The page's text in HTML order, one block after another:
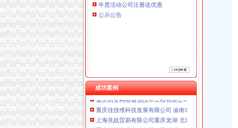
年度活动公司注册送优惠
公示公告
成功案例
重庆欧氏科技发展有限公司 渝九50万 （进出口权）
重庆嘉天琪科技有限公司 渝北30万 （工商注册）
重庆凯誉网络通信技术工程有限公司 渝中300万 （工商
重庆佳技维科技发展有限公司 渝南100万 （进出口权）
上海兆妩贸易有限公司重庆龙湖·北城天街分公司 （工
重庆鸽牌电线电缆有限公司 渝北10010万 (进出口权)